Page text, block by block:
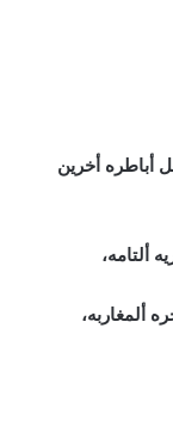
أباطره أخرين
ألتامه،
ألمغاربه،